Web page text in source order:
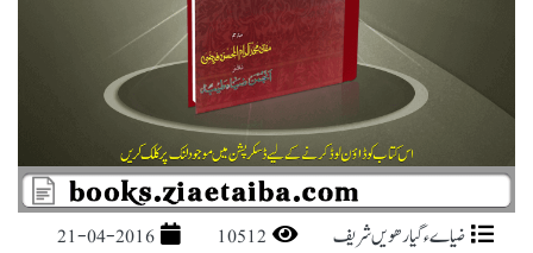
21-04-2016 10512 ضیاےء گیارھویں شریف